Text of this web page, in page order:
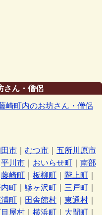
さん・僧侶
崎町内のお坊さん・僧侶
市 むつ市
五所川原市
平川市 おいらせ町
南部
藤崎町 板柳町 階上町
町 鰺ヶ沢町 三戸町
町 田舎館村 東通村
屋村 横浜町 大間町